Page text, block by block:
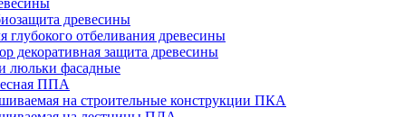
древесины
отбеливания древесины
декоративная защита древесины
люльки фасадные
ППА
на строительные конструкции ПКА